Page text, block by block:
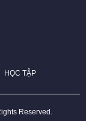
HỌC TẬP
Reserved.